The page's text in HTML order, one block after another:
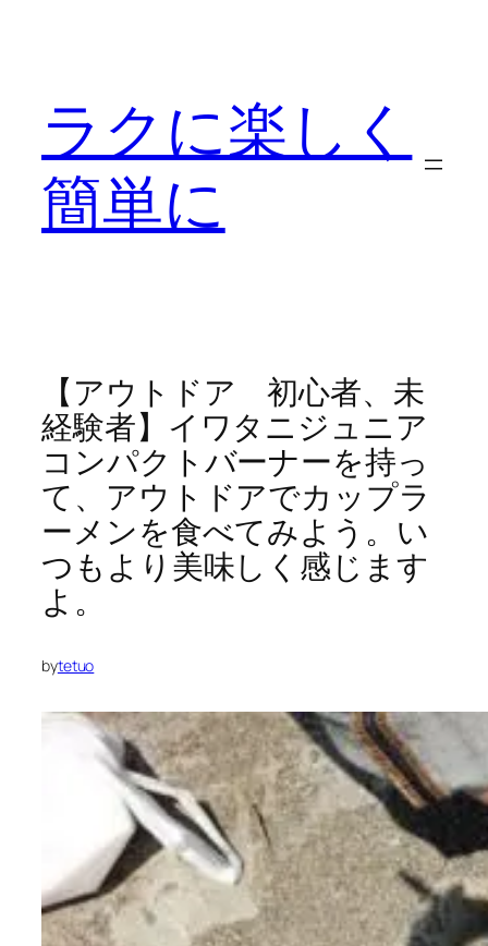
ラクに楽しく
簡単に
【アウトドア 初心者、未
経験者】イワタニジュニア
コンパクトバーナーを持っ
て、アウトドアでカップラ
ーメンを食べてみよう。い
つもより美味しく感じます
よ。
bytetuo